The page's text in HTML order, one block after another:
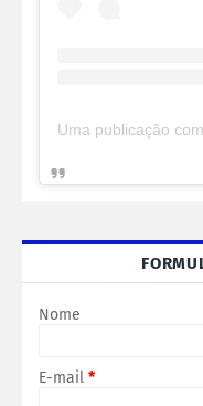
Nome
E-mail *